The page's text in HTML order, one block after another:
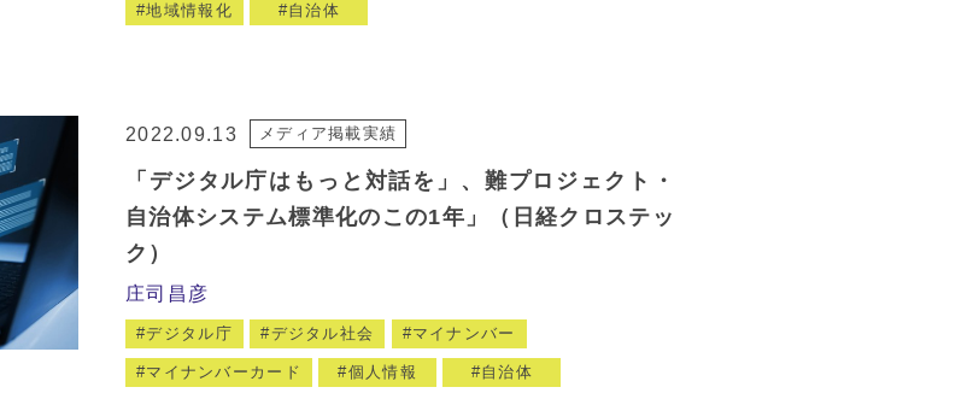
地域情報化 自治体
2022.09.13 メディア掲載実績
「デジタル庁はもっと対話を」、難プロジェクト・
自治体システム標準化のこの1年」（日経クロステッ
ク）
庄司昌彦
デジタル庁 デジタル社会 マイナンバー
マイナンバーカード 個人情報 自治体